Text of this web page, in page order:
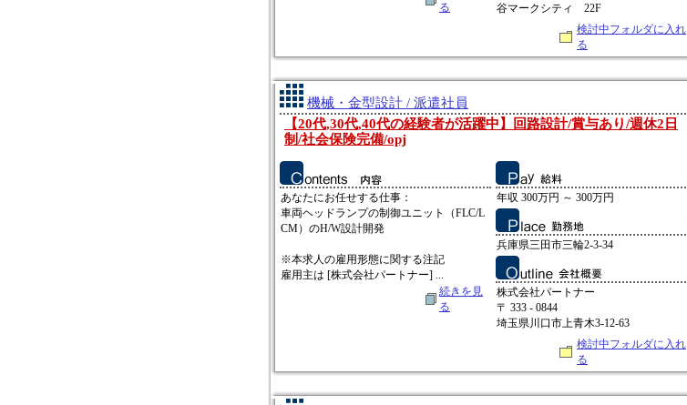
る
谷マークシティ 22F
検討中フォルダに入れ
る
機械・金型設計 / 派遣社員
【20代,30代,40代の経験者が活躍中】回路設計/賞与あり/週休2日
制/社会保険完備/opj
あなたにお任せする仕事：
車両ヘッドランプの制御ユニット（FLC/L
CM）のH/W設計開発
※本求人の雇用形態に関する注記
雇用主は [株式会社パートナー] ...
続きを見
る
年収 300万円 ～ 300万円
兵庫県三田市三輪2-3-34
株式会社パートナー
〒 333 - 0844
埼玉県川口市上青木3-12-63
検討中フォルダに入れ
る